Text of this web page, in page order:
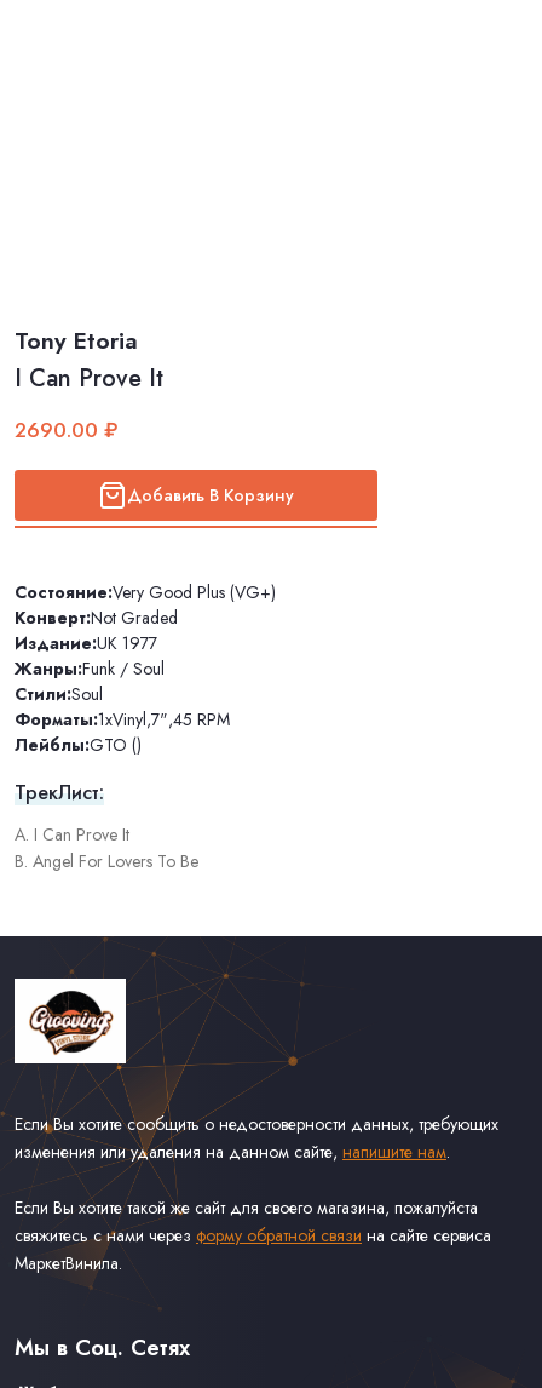
Tony Etoria
I Can Prove It
2690.00 ₽
Добавить В Корзину
Состояние:Very Good Plus (VG+)
Конверт:Not Graded
Издание:UK 1977
Жанры:Funk / Soul
Стили:Soul
Форматы:1xVinyl,7",45 RPM
Лейблы:GTO ()
ТрекЛист:
A. I Can Prove It
B. Angel For Lovers To Be
Если Вы хотите сообщить о недостоверности данных, требующих
изменения или удаления на данном сайте, напишите нам.
Если Вы хотите такой же сайт для своего магазина, пожалуйста
свяжитесь с нами через форму обратной связи на сайте сервиса
МаркетВинила.
Связаться С Нами
Оферта
Мы в Соц. Сетях